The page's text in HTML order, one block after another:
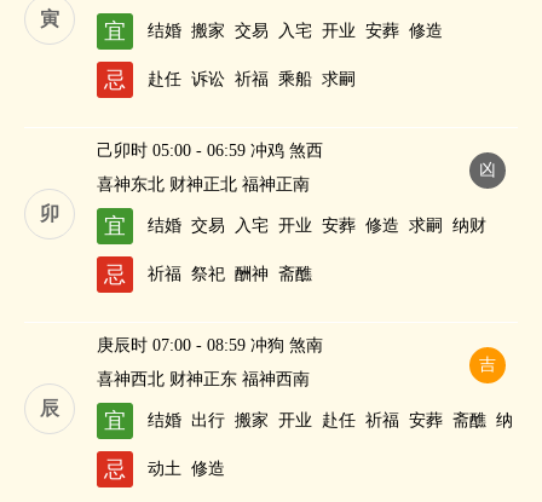
寅
宜 结婚 搬家 交易 入宅 开业 安葬 修造
忌 赴任 诉讼 祈福 乘船 求嗣
卯
凶
己卯时 05:00 - 06:59 冲鸡 煞西
喜神东北 财神正北 福神正南
宜 结婚 交易 入宅 开业 安葬 修造 求嗣 纳财
忌 祈福 祭祀 酬神 斋醮
辰
吉
庚辰时 07:00 - 08:59 冲狗 煞南
喜神西北 财神正东 福神西南
宜 结婚 出行 搬家 开业 赴任 祈福 安葬 斋醮 纳
财
忌 动土 修造